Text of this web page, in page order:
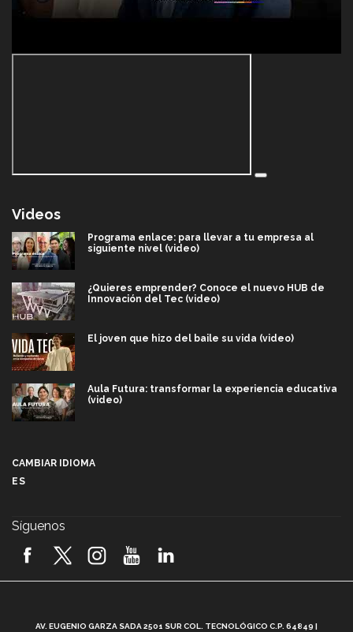
Videos
Programa enlace: para llevar a tu empresa al
siguiente nivel (video)
¿Quieres emprender? Conoce el nuevo HUB de
Innovación del Tec (video)
El joven que hizo del baile su vida (video)
Aula Futura: transformar la experiencia educativa
(video)
2026! (video)
CAMBIAR IDIOMA
ES
Síguenos
AV. EUGENIO GARZA SADA 2501 SUR COL. TECNOLÓGICO C.P. 64849 |